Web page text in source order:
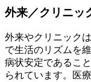
外来／クリニッ
外来やクリニック
で生活のリズムを
病状安定であるこ
られています。医